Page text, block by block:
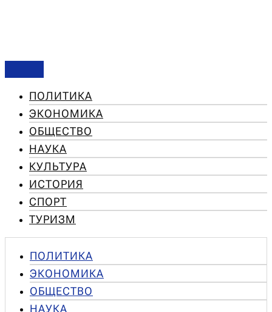
ПОЛИТИКА
ЭКОНОМИКА
ОБЩЕСТВО
НАУКА
КУЛЬТУРА
ИСТОРИЯ
СПОРТ
ТУРИЗМ
ПОЛИТИКА
ЭКОНОМИКА
ОБЩЕСТВО
НАУКА